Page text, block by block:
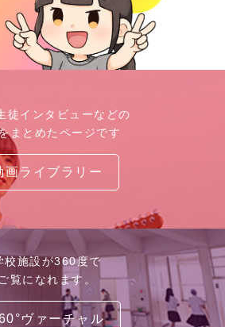
徒インタビューなどの
まとめたページです
画ライブラリー
校施設が360度で
覧になれます。
ヴァーチャル